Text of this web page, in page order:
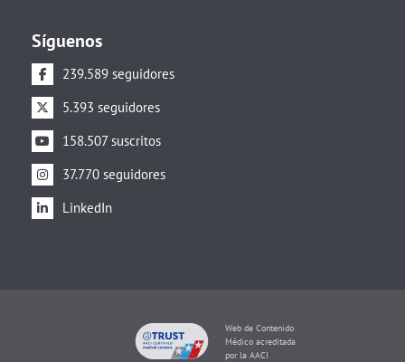
Síguenos
239.589 seguidores
5.393 seguidores
158.507 suscritos
37.770 seguidores
LinkedIn
Web de Contenido
Médico acreditada
por la AACI